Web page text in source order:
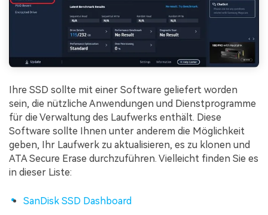
Ihre SSD sollte mit einer Software geliefert worden
sein, die nützliche Anwendungen und Dienstprogramme
für die Verwaltung des Laufwerks enthält. Diese
Software sollte Ihnen unter anderem die Möglichkeit
geben, Ihr Laufwerk zu aktualisieren, es zu klonen und
ATA Secure Erase durchzuführen. Vielleicht finden Sie es
in dieser Liste:
SanDisk SSD Dashboard